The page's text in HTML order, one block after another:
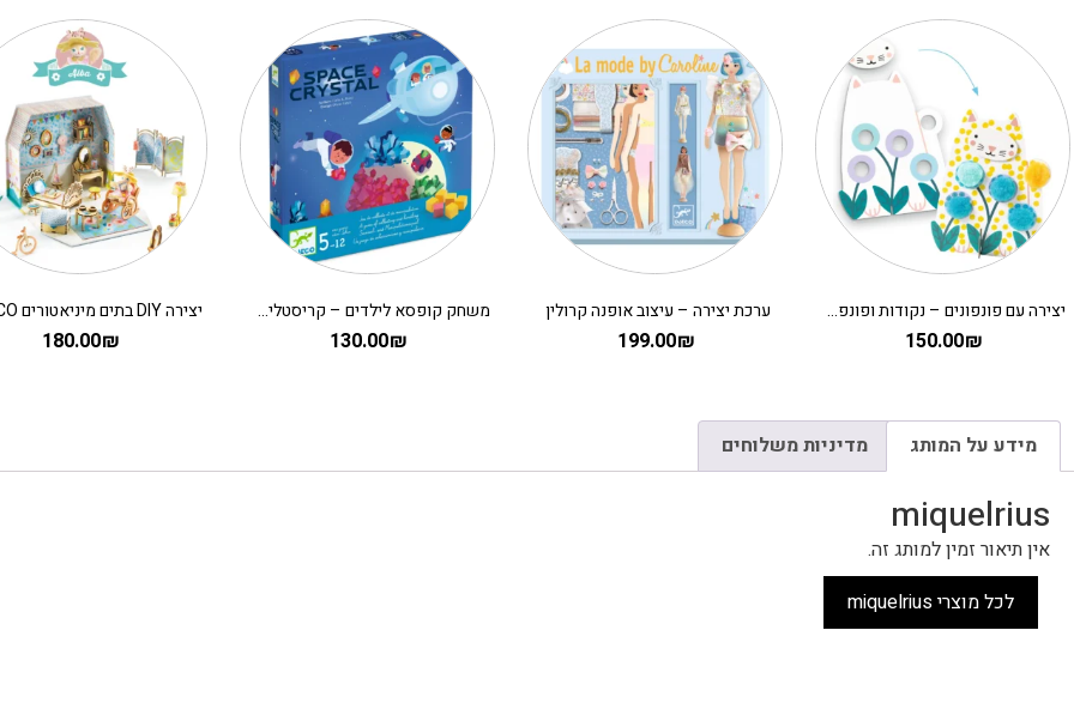
יצירה עם פונפונים – נקודות ופונפונים בדשא DJECO
150.00₪
ערכת יצירה – עיצוב אופנה קרולין
199.00₪
משחק קופסא לילדים – קריסטלים בחלל
130.00₪
180.00₪
מידע על המותג מדיניות משלוחים
miquelrius
אין תיאור זמין למותג זה.
לכל מוצרי miquelrius